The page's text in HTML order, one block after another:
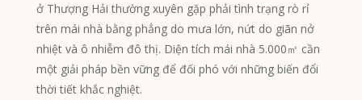
ở Thượng Hải thường xuyên gặp phải tình trạng rò rỉ
trên mái nhà bằng phẳng do mưa lớn, nứt do giãn nở
nhiệt và ô nhiễm đô thị. Diện tích mái nhà 5.000㎡ cần
một giải pháp bền vững để đối phó với những biến đổi
thời tiết khắc nghiệt.
Spanish (Colombia)
Spanish (Peru)
Spanish (Chile)